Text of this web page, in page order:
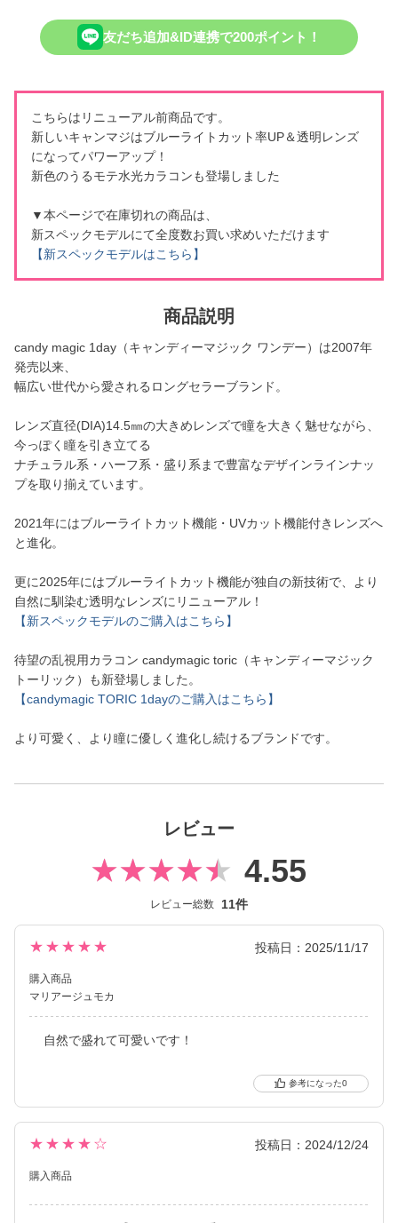
友だち追加&ID連携で200ポイント！
こちらはリニューアル前商品です。
新しいキャンマジはブルーライトカット率UP＆透明レンズ
になってパワーアップ！
新色のうるモテ水光カラコンも登場しました
▼本ページで在庫切れの商品は、
新スペックモデルにて全度数お買い求めいただけます
【新スペックモデルはこちら】
商品説明
candy magic 1day（キャンディーマジック ワンデー）は2007年
発売以来、
幅広い世代から愛されるロングセラーブランド。
レンズ直径(DIA)14.5㎜の大きめレンズで瞳を大きく魅せながら、
今っぽく瞳を引き立てる
ナチュラル系・ハーフ系・盛り系まで豊富なデザインラインナッ
プを取り揃えています。
2021年にはブルーライトカット機能・UVカット機能付きレンズへ
と進化。
更に2025年にはブルーライトカット機能が独自の新技術で、より
自然に馴染む透明なレンズにリニューアル！
【新スペックモデルのご購入はこちら】
待望の乱視用カラコン candymagic toric（キャンディーマジック
トーリック）も新登場しました。
【candymagic TORIC 1dayのご購入はこちら】
より可愛く、より瞳に優しく進化し続けるブランドです。
レビュー
4.55
レビュー総数 11件
★★★★★ 投稿日：2025/11/17
購入商品
マリアージュモカ
自然で盛れて可愛いです！
0
★★★★☆ 投稿日：2024/12/24
購入商品